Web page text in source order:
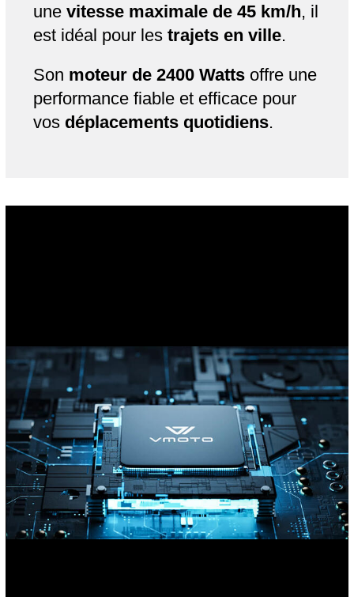
unevitesse maximale de 45 km/h, il
est idéal pour lestrajets en ville.
Son moteur de 2400 Watts offre une
performance fiable et efficace pour
vos déplacements quotidiens.